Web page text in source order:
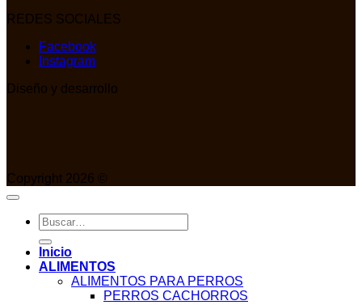
REDES SOCIALES
Facebook
Instagram
Diseño y desarrollo
Copyright 2026 ©
Buscar
por:
Inicio
ALIMENTOS
ALIMENTOS PARA PERROS
PERROS CACHORROS